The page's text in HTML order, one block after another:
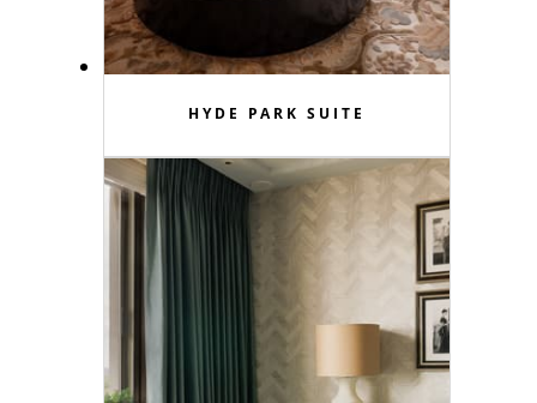
HYDE PARK SUITE